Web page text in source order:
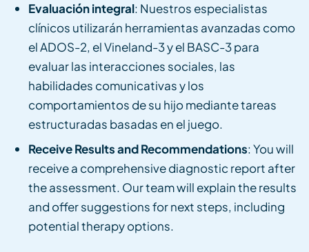
Evaluación integral: Nuestros especialistas
clínicos utilizarán herramientas avanzadas como
el ADOS-2, el Vineland-3 y el BASC-3 para
evaluar las interacciones sociales, las
habilidades comunicativas y los
comportamientos de su hijo mediante tareas
estructuradas basadas en el juego.
Receive Results and Recommendations: You will
receive a comprehensive diagnostic report after
the assessment. Our team will explain the results
and offer suggestions for next steps, including
potential therapy options.